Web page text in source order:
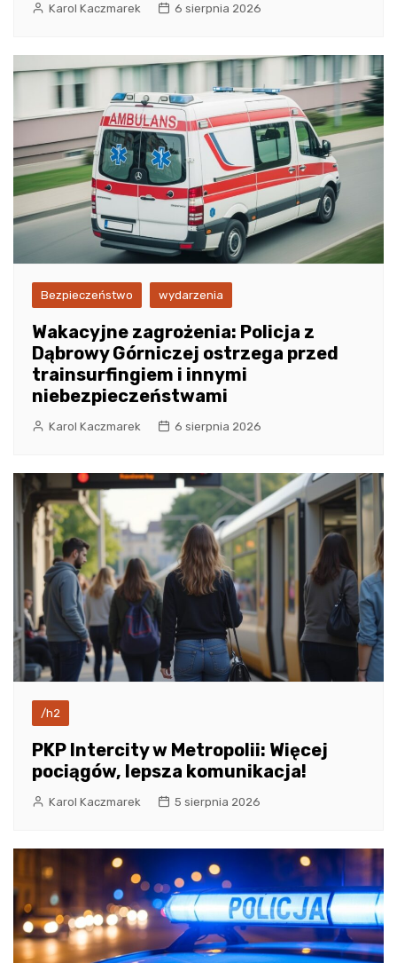
Karol Kaczmarek 6 sierpnia 2026
Bezpieczeństwo wydarzenia
Wakacyjne zagrożenia: Policja z
Dąbrowy Górniczej ostrzega przed
trainsurfingiem i innymi
niebezpieczeństwami
Karol Kaczmarek 6 sierpnia 2026
/h2
PKP Intercity w Metropolii: Więcej
pociągów, lepsza komunikacja!
Karol Kaczmarek 5 sierpnia 2026